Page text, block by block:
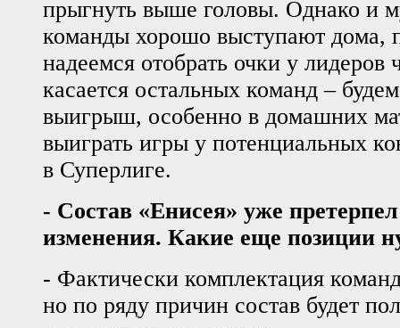
прыгнуть выше головы. Однако и
команды хорошо выступают дома,
надеемся отобрать очки у лидеров
касается остальных команд –
выигрыш, особенно в домашних
выиграть игры у потенциальных
в Суперлиге.
- Состав «Енисея» уже
изменения. Какие еще позиции
- Фактически комплектация
но по ряду причин состав будет